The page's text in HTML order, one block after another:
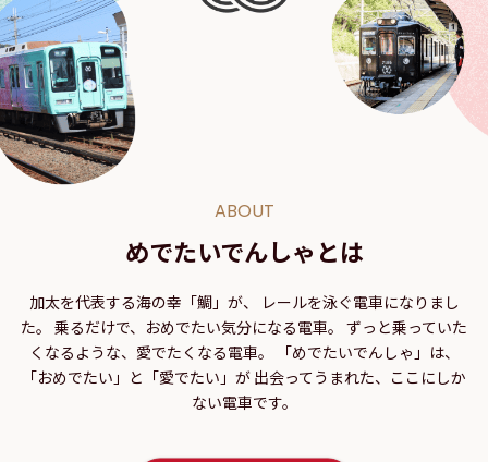
ABOUT
めでたいでんしゃとは
加太を代表する海の幸「鯛」が、
レールを泳ぐ電車になりまし
た。 乗るだけで、おめでたい気分になる電車。 ずっと乗っていた
くなるような、愛でたくなる電車。
「めでたいでんしゃ」は、
「おめでたい」と「愛でたい」が 出会ってうまれた、ここにしか
ない電車です。